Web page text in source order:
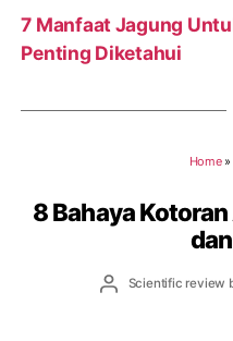
7 Manfaat Jagung
Penting Diketahui
Home»
8 Bahaya
PostScientific review